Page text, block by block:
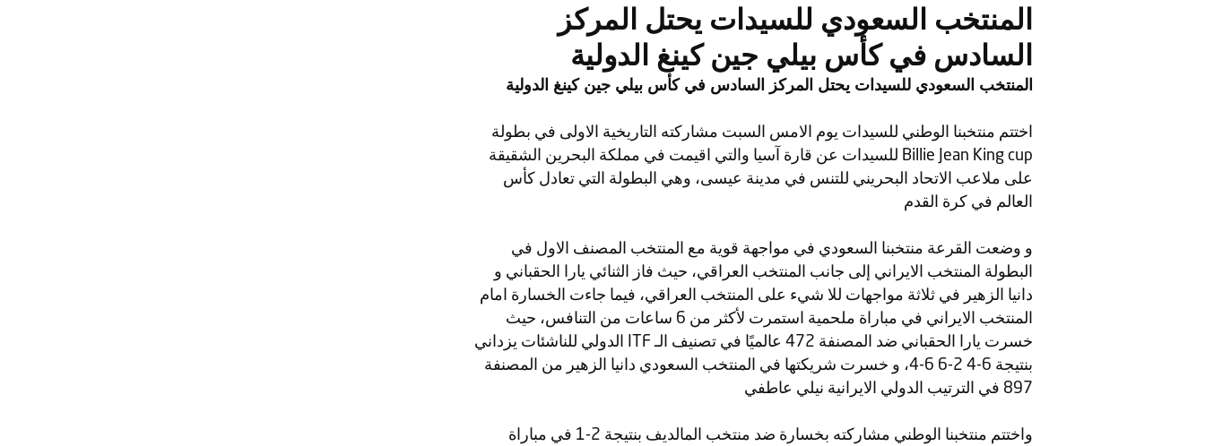
المنتخب السعودي للسيدات يحتل المركز
السادس في كأس بيلي جين كينغ الدولية
المنتخب السعودي للسيدات يحتل المركز السادس في كأس بيلي جين كينغ الدولية
اختتم منتخبنا الوطني للسيدات يوم الامس السبت مشاركته التاريخية الاولى في بطولة
Billie Jean King cup للسيدات عن قارة آسيا والتي اقيمت في مملكة البحرين الشقيقة
على ملاعب الاتحاد البحريني للتنس في مدينة عيسى، وهي البطولة التي تعادل كأس
العالم في كرة القدم
و وضعت القرعة منتخبنا السعودي في مواجهة قوية مع المنتخب المصنف الاول في
البطولة المنتخب الايراني إلى جانب المنتخب العراقي، حيث فاز الثنائي يارا الحقباني و
دانيا الزهير في ثلاثة مواجهات للا شيء على المنتخب العراقي، فيما جاءت الخسارة امام
المنتخب الايراني في مباراة ملحمية استمرت لأكثر من 6 ساعات من التنافس، حيث
خسرت يارا الحقباني ضد المصنفة 472 عالميًا في تصنيف الـ
ITF الدولي للناشئات يزداني
بنتيجة 6-4 2-6 6-4، و خسرت شريكتها في المنتخب السعودي دانيا الزهير من المصنفة
897 في الترتيب الدولي الايرانية نيلي عاطفي
واختتم منتخبنا الوطني مشاركته بخسارة ضد منتخب المالديف بنتيجة 2-1 في مباراة